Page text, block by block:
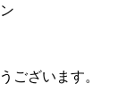
ございます。